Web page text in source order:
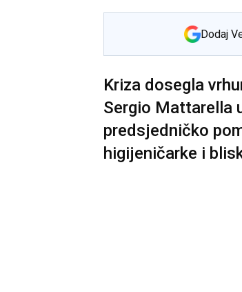
Dodaj
Kriza dosegla
Sergio Mattarella
predsjedničko
higijeničarke i